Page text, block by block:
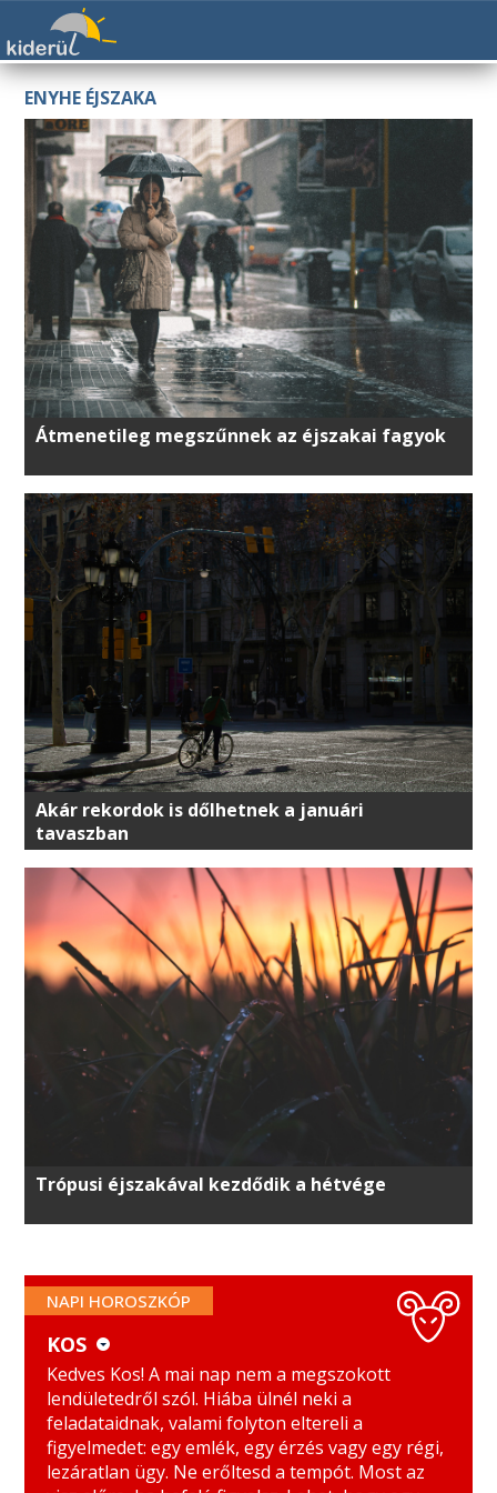
ENYHE ÉJSZAKA
Átmenetileg megszűnnek az éjszakai fagyok
Akár rekordok is dőlhetnek a januári
tavaszban
Trópusi éjszakával kezdődik a hétvége
NAPI HOROSZKÓP
KOS
BIKA
IKREK
SKORPIÓ
NYILAS
KOS
Kedves Kos! A mai nap nem a megszokott
lendületedről szól. Hiába ülnél neki a
feladataidnak, valami folyton eltereli a
figyelmedet: egy emlék, egy érzés vagy egy régi,
lezáratlan ügy. Ne erőltesd a tempót. Most az